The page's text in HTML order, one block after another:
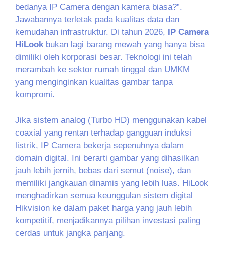
bedanya IP Camera dengan kamera biasa?”.
Jawabannya terletak pada kualitas data dan
kemudahan infrastruktur. Di tahun 2026, IP Camera
HiLookbukan lagi barang mewah yang hanya bisa
dimiliki oleh korporasi besar. Teknologi ini telah
merambah ke sektor rumah tinggal dan UMKM
yang menginginkan kualitas gambar tanpa
kompromi.
Jika sistem analog (Turbo HD) menggunakan kabel
coaxial yang rentan terhadap gangguan induksi
listrik, IP Camera bekerja sepenuhnya dalam
domain digital. Ini berarti gambar yang dihasilkan
jauh lebih jernih, bebas dari semut (noise), dan
memiliki jangkauan dinamis yang lebih luas. HiLook
menghadirkan semua keunggulan sistem digital
Hikvision ke dalam paket harga yang jauh lebih
kompetitif, menjadikannya pilihan investasi paling
cerdas untuk jangka panjang.